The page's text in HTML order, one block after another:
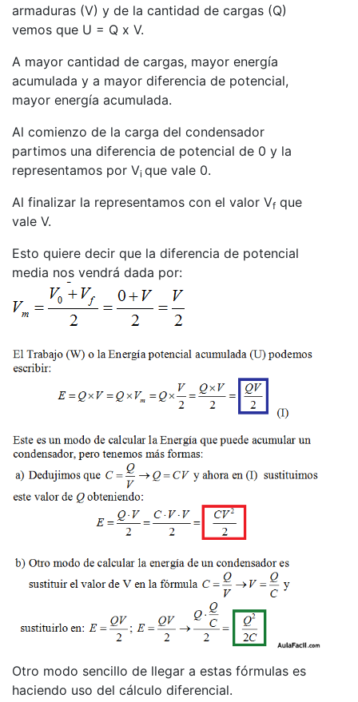
armaduras (V) y de la cantidad de cargas (Q)
vemos que U = Q x V.
A mayor cantidad de cargas, mayor energía
acumulada y a mayor diferencia de potencial,
mayor energía acumulada.
Al comienzo de la carga del condensador
partimos una diferencia de potencial de 0 y la
representamos por Vi que vale 0.
Al finalizar la representamos con el valor Vf que
vale V.
Esto quiere decir que la diferencia de potencial
media nos vendrá dada por:
Otro modo sencillo de llegar a estas fórmulas es
haciendo uso del cálculo diferencial.